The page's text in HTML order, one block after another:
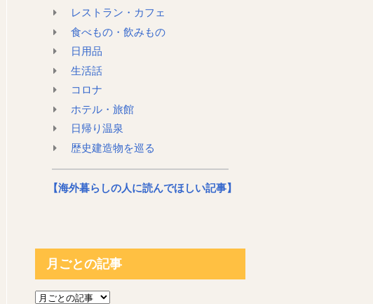
レストラン・カフェ
食べもの・飲みもの
日用品
生活話
コロナ
ホテル・旅館
日帰り温泉
歴史建造物を巡る
【海外暮らしの人に読んでほしい記事】
月ごとの記事